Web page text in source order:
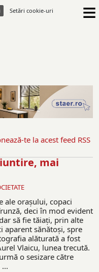
Setări cookie-uri ≡
te la acest feed RSS
mai
ale oraşului, copaci
deci în mod evident
să fie tăiaţi, prin alte
aparent sănătoşi, spre
alăturată a fost
Vlaicu, lunea trecută.
o sesizare către